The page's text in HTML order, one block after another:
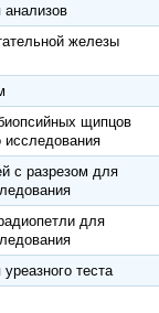
железы
щипцов
исследования
с разрезом для
для
теста